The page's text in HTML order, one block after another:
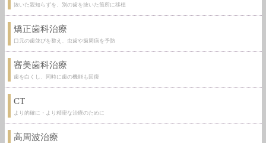
抜いた親知らずを、別の歯を抜いた箇所に移植
矯正歯科治療
口元の歯並びを整え、虫歯や歯周病を予防
審美歯科治療
歯を白くし、同時に歯の機能も回復
CT
より的確に・より精密な治療のために
高周波治療